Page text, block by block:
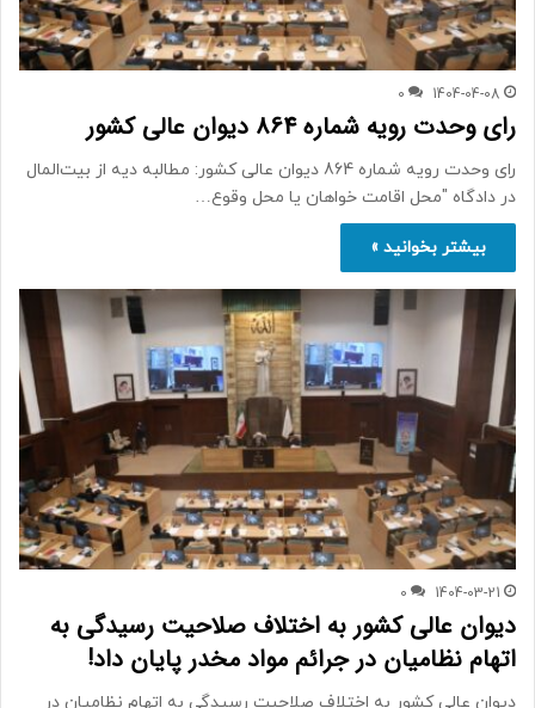
1404-04-08
0
رای وحدت رویه شماره 864 دیوان عالی کشور
رای وحدت رویه شماره 864 دیوان عالی کشور: مطالبه دیه از بیت‌المال
در دادگاه "محل اقامت خواهان یا محل وقوع…
بیشتر بخوانید »
1404-03-21
0
دیوان عالی کشور به اختلاف صلاحیت رسیدگی به
اتهام نظامیان در جرائم مواد مخدر پایان داد!
دیوان عالی کشور به اختلاف صلاحیت رسیدگی به اتهام نظامیان در